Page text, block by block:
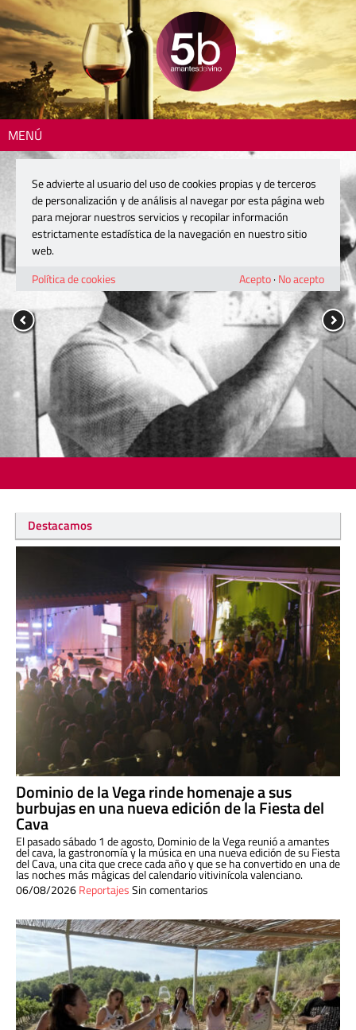
MENÚ
Destacamos
Dominio de la Vega rinde homenaje a sus
burbujas en una nueva edición de la Fiesta del
Cava
El pasado sábado 1 de agosto, Dominio de la Vega reunió a amantes
del cava, la gastronomía y la música en una nueva edición de su Fiesta
del Cava, una cita que crece cada año y que se ha convertido en una de
las noches más mágicas del calendario vitivinícola valenciano.
06/08/2026ReportajesSin comentarios
Se advierte al usuario del uso de cookies propias y de terceros
de personalización y de análisis al navegar por esta página web
para mejorar nuestros servicios y recopilar información
estrictamente estadística de la navegación en nuestro sitio
web.
Política de cookies
Acepto· No acepto